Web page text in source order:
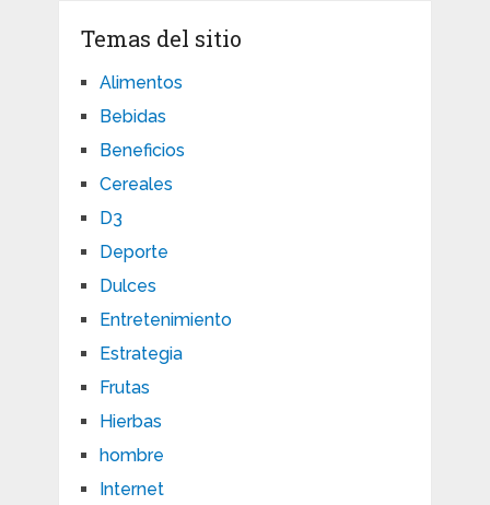
Temas del sitio
Alimentos
Bebidas
Beneficios
Cereales
D3
Deporte
Dulces
Entretenimiento
Estrategia
Frutas
Hierbas
hombre
Internet